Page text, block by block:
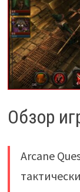
Обзор
Arcane